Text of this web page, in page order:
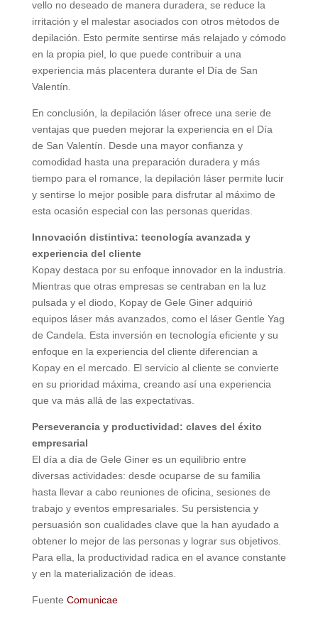
vello no deseado de manera duradera, se reduce la
irritación y el malestar asociados con otros métodos de
depilación. Esto permite sentirse más relajado y cómodo
en la propia piel, lo que puede contribuir a una
experiencia más placentera durante el Día de San
Valentín.
En conclusión, la depilación láser ofrece una serie de
ventajas que pueden mejorar la experiencia en el Día
de San Valentín. Desde una mayor confianza y
comodidad hasta una preparación duradera y más
tiempo para el romance, la depilación láser permite lucir
y sentirse lo mejor posible para disfrutar al máximo de
esta ocasión especial con las personas queridas.
Innovación distintiva: tecnología avanzada y
experiencia del cliente
Kopay destaca por su enfoque innovador en la industria.
Mientras que otras empresas se centraban en la luz
pulsada y el diodo, Kopay de Gele Giner adquirió
equipos láser más avanzados, como el láser Gentle Yag
de Candela. Esta inversión en tecnología eficiente y su
enfoque en la experiencia del cliente diferencian a
Kopay en el mercado. El servicio al cliente se convierte
en su prioridad máxima, creando así una experiencia
que va más allá de las expectativas.
Perseverancia y productividad: claves del éxito
empresarial
El día a día de Gele Giner es un equilibrio entre
diversas actividades: desde ocuparse de su familia
hasta llevar a cabo reuniones de oficina, sesiones de
trabajo y eventos empresariales. Su persistencia y
persuasión son cualidades clave que la han ayudado a
obtener lo mejor de las personas y lograr sus objetivos.
Para ella, la productividad radica en el avance constante
y en la materialización de ideas.
Fuente Comunicae